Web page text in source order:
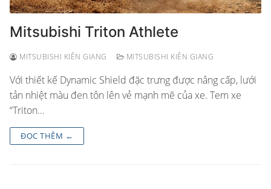
Mitsubishi Triton Athlete
MITSUBISHI KIÊN GIANG MITSUBISHI KIÊN GIANG
Với thiết kế Dynamic Shield đặc trưng được nâng cấp, lưới
tản nhiệt màu đen tôn lên vẻ mạnh mẽ của xe. Tem xe
“Triton…
ĐỌC THÊM ←